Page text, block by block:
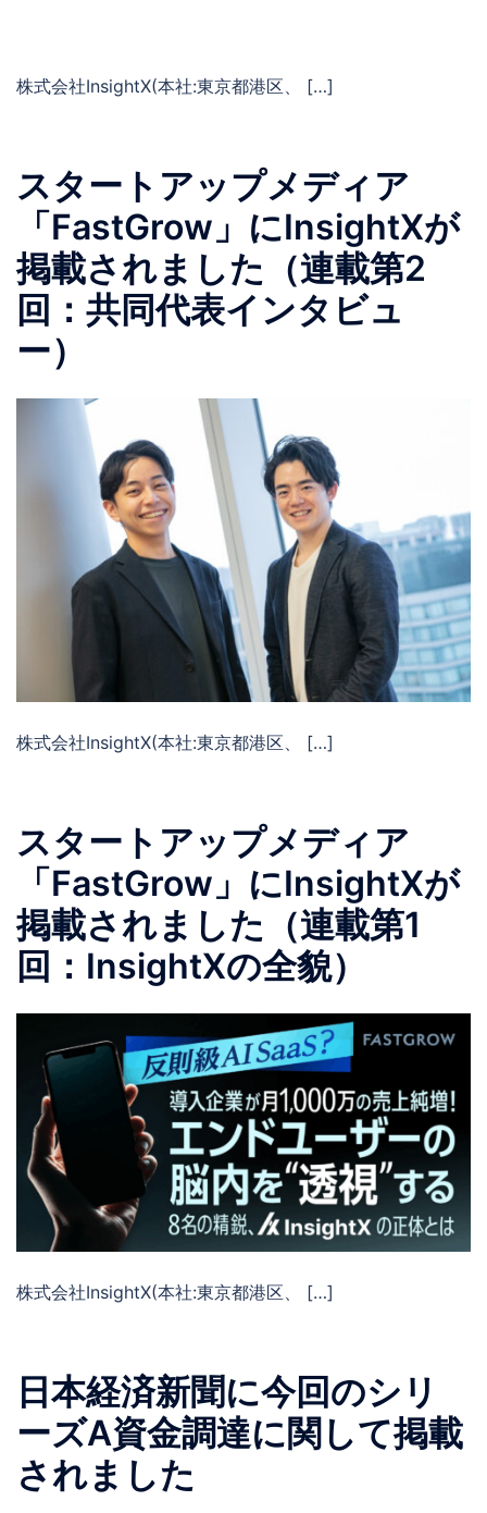
株式会社InsightX(本社:東京都港区、 […]
スタートアップメディア
「FastGrow」にInsightXが
掲載されました（連載第2
回：共同代表インタビュ
ー）
株式会社InsightX(本社:東京都港区、 […]
スタートアップメディア
「FastGrow」にInsightXが
掲載されました（連載第1
回：InsightXの全貌）
株式会社InsightX(本社:東京都港区、 […]
日本経済新聞に今回のシリ
ーズA資金調達に関して掲載
されました